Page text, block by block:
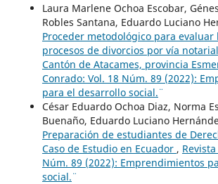
Laura Marlene Ochoa Escobar,
Robles Santana, Eduardo Luciano
Proceder metodológico para evaluar
procesos de divorcios por vía
Cantón de Atacames, provincia
Conrado: Vol. 18 Núm. 89 (2022):
para el desarrollo social.¨
César Eduardo Ochoa Diaz, Norma
Buenaño, Eduardo Luciano
Preparación de estudiantes de
Caso de Estudio en Ecuador ,
Núm. 89 (2022): ¨Emprendimientos
social.¨